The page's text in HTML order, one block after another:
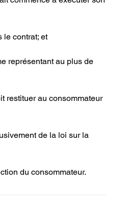
le contrat; et
représentant au plus de
restituer au consommateur
de la loi sur la
du consommateur.